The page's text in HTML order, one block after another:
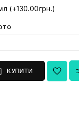
(+130.00грн.)
КУПИТИ